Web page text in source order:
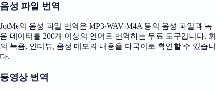
음성 파일 번역
JotMe의 음성 파일 번역은 MP3·WAV·M4A 등의 음성 파일과 녹
음 데이터를 200개 이상의 언어로 번역하는 무료 도구입니다. 회
의 녹음, 인터뷰, 음성 메모의 내용을 다국어로 확인할 수 있습니
다.
동영상 번역